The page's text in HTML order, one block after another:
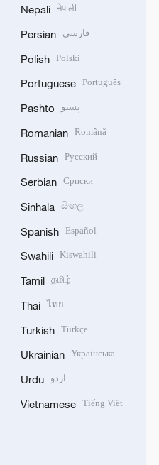
Nepali नेपाली
Persian فارسی
Polish Polski
Portuguese Português
Pashto پښتو
Romanian Română
Russian Русский
Serbian Српски
Sinhala සිංහල
Spanish Español
Swahili Kiswahili
Tamil தமிழ்
Thai ไทย
Turkish Türkçe
Ukrainian Українська
Urdu اردو
Vietnamese Tiếng Việt